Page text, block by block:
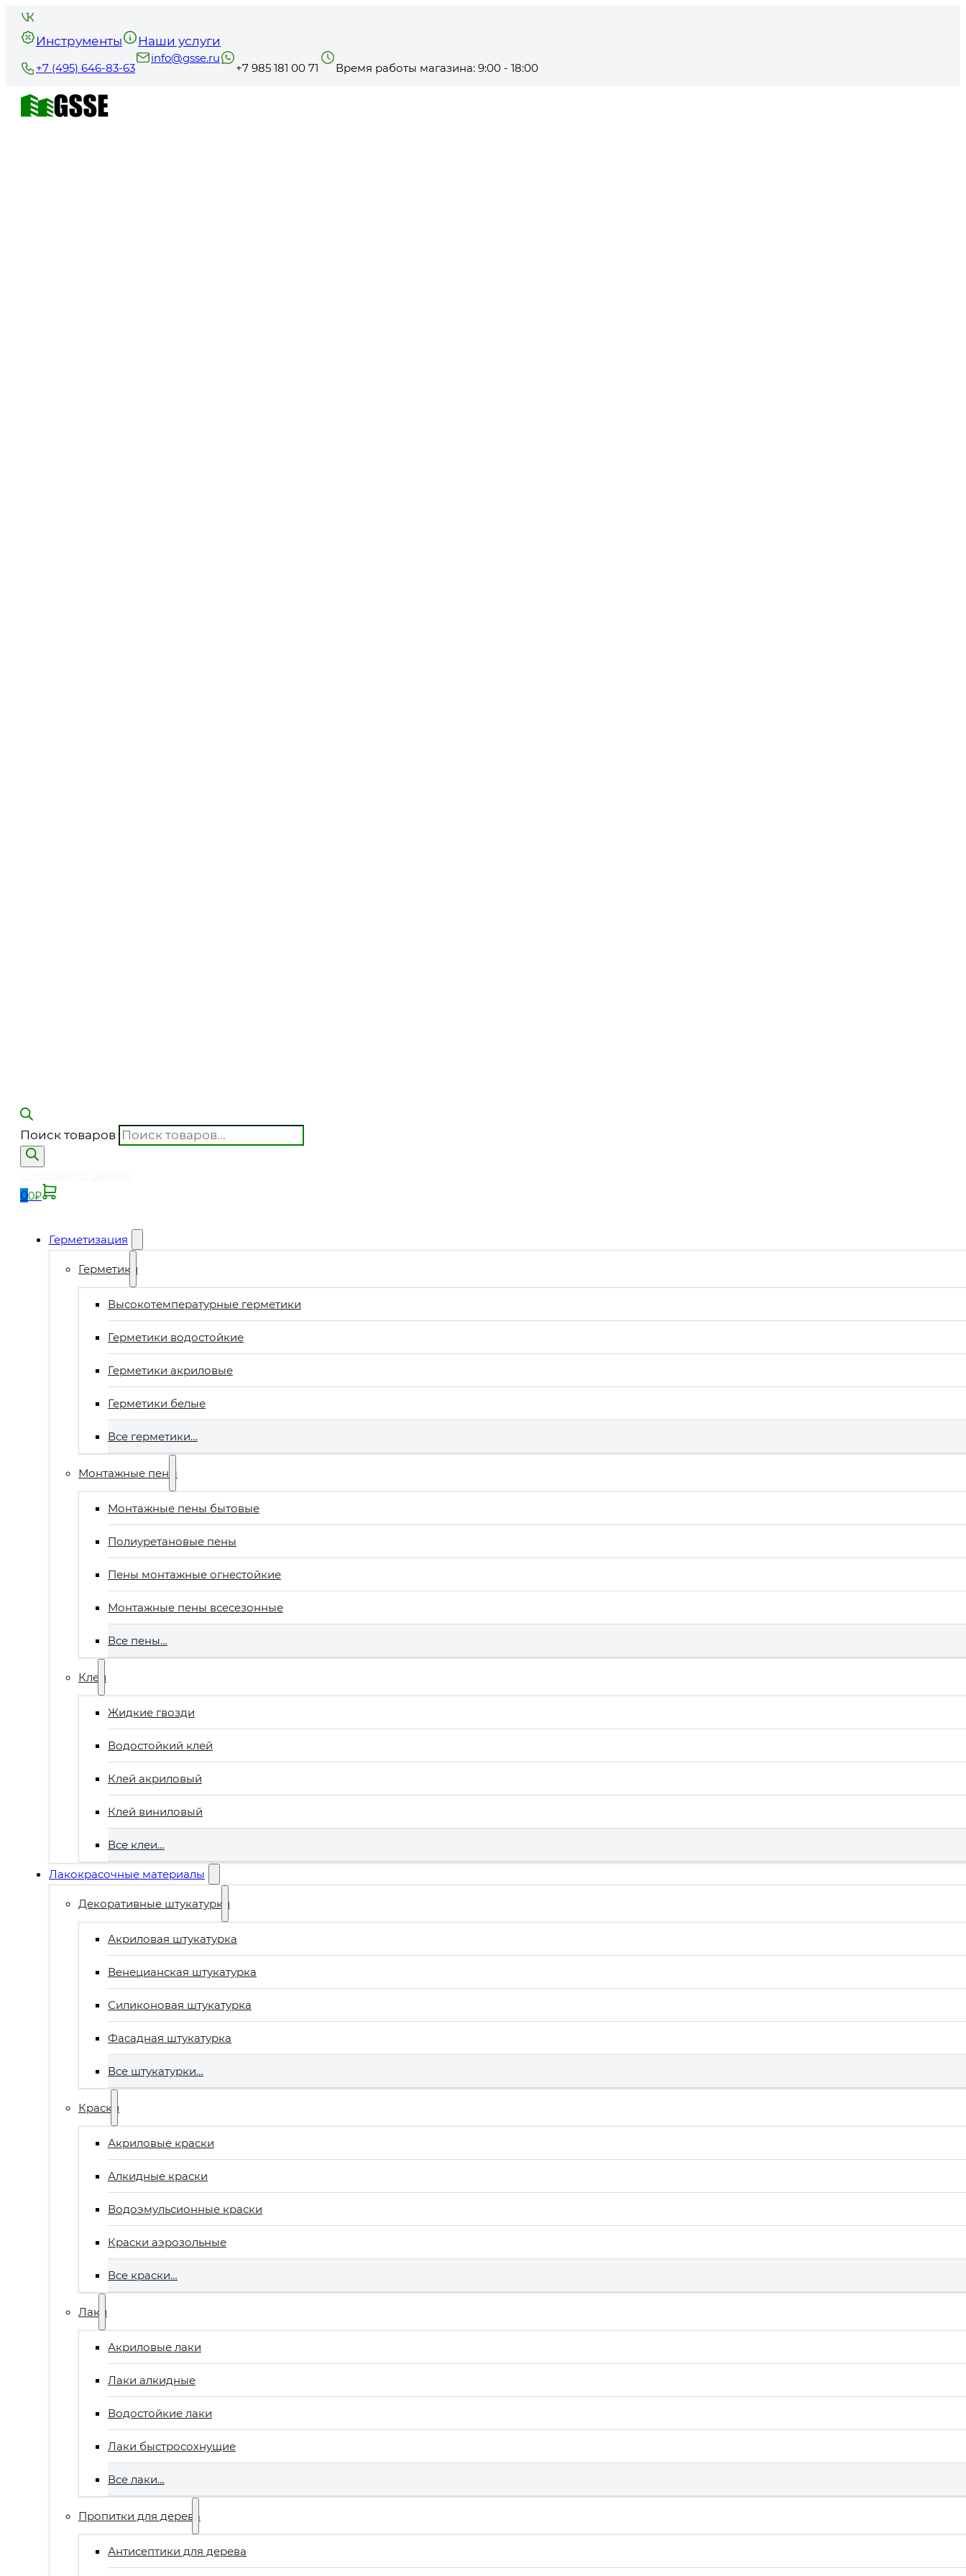
Инструменты Наши услуги
+7 (495) 646-83-63
info@gsse.ru
+7 985 181 00 71 Время работы магазина: 9:00 - 18:00
Поиск товаров
00₽
Герметизация
Герметики
Высокотемпературные герметики
Герметики водостойкие
Герметики акриловые
Герметики белые
Все герметики…
Монтажные пены
Монтажные пены бытовые
Полиуретановые пены
Пены монтажные огнестойкие
Монтажные пены всесезонные
Все пены…
Клеи
Жидкие гвозди
Водостойкий клей
Клей акриловый
Клей виниловый
Все клеи…
Лакокрасочные материалы
Декоративные штукатурки
Акриловая штукатурка
Венецианская штукатурка
Силиконовая штукатурка
Фасадная штукатурка
Все штукатурки…
Краски
Акриловые краски
Алкидные краски
Водоэмульсионные краски
Краски аэрозольные
Все краски…
Лаки
Акриловые лаки
Лаки алкидные
Водостойкие лаки
Лаки быстросохнущие
Все лаки…
Пропитки для дерева
Антисептики для дерева